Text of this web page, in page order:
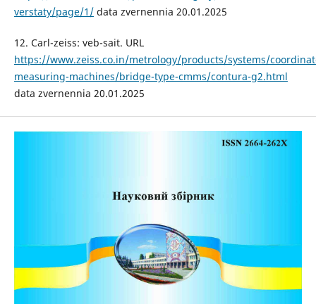
verstaty/page/1/data zvernennia 20.01.2025
12. Carl-zeiss: veb-sait. URL
https://www.zeiss.co.in/metrology/products/systems/
measuring-machines/bridge-type-cmms/contura-g2.html
data zvernennia 20.01.2025